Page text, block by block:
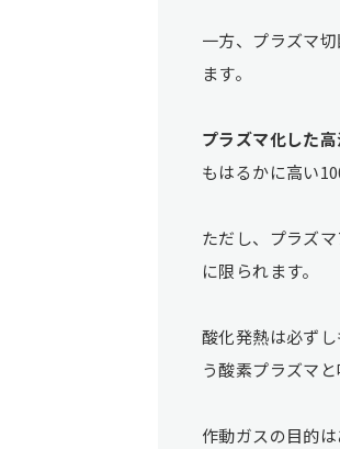
一方、プラズマ
ます。
プラズマ化した
もはるかに高い
ただし、プラズ
に限られます。
酸化発熱は必ず
う酸素プラズマ
作動ガスの目的